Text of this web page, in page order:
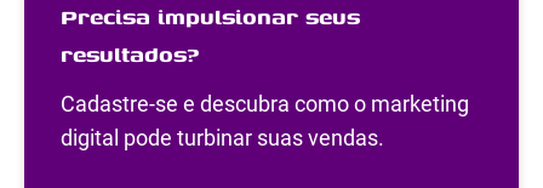
Precisa impulsionar seus
resultados?
Cadastre-se e descubra como o marketing
digital pode turbinar suas vendas.